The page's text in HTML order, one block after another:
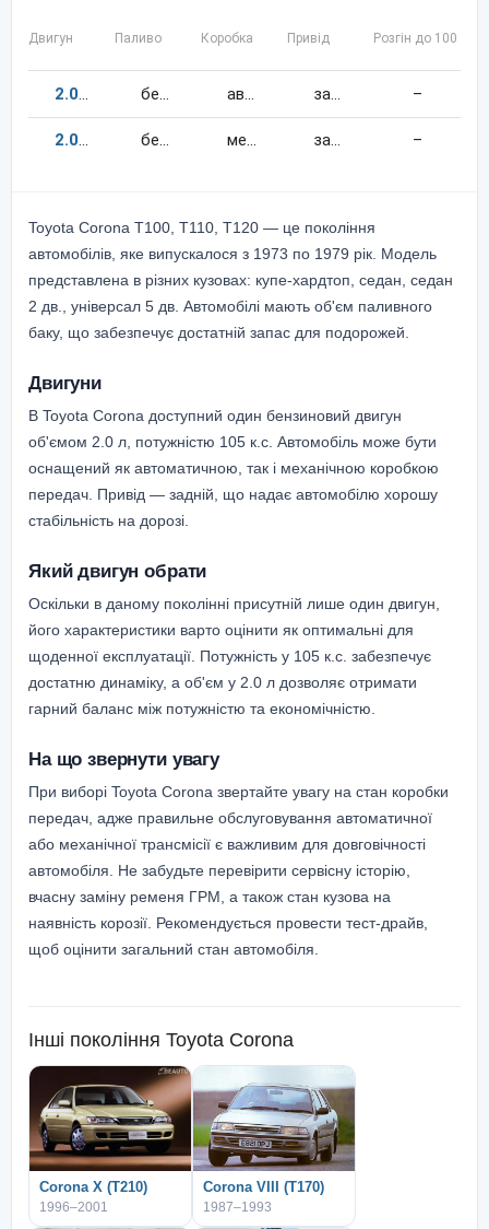
Двигун Паливо Коробка Привід Розгін до 100 км/
2.0105 бензин автомат задній –
2.0105 бензин механіка задній –
Toyota Corona T100, T110, T120 — це покоління
автомобілів, яке випускалося з 1973 по 1979 рік. Модель
представлена в різних кузовах: купе-хардтоп, седан, седан
2 дв., універсал 5 дв. Автомобілі мають об'єм паливного
баку, що забезпечує достатній запас для подорожей.
Двигуни
В Toyota Corona доступний один бензиновий двигун
об'ємом 2.0 л, потужністю 105 к.с. Автомобіль може бути
оснащений як автоматичною, так і механічною коробкою
передач. Привід — задній, що надає автомобілю хорошу
стабільність на дорозі.
Який двигун обрати
Оскільки в даному поколінні присутній лише один двигун,
його характеристики варто оцінити як оптимальні для
щоденної експлуатації. Потужність у 105 к.с. забезпечує
достатню динаміку, а об'єм у 2.0 л дозволяє отримати
гарний баланс між потужністю та економічністю.
На що звернути увагу
При виборі Toyota Corona звертайте увагу на стан коробки
передач, адже правильне обслуговування автоматичної
або механічної трансмісії є важливим для довговічності
автомобіля. Не забудьте перевірити сервісну історію,
вчасну заміну ременя ГРМ, а також стан кузова на
наявність корозії. Рекомендується провести тест-драйв,
щоб оцінити загальний стан автомобіля.
Інші покоління Toyota Corona
Corona X (T210)
1996–2001
Corona VIII (T170)
1987–1993